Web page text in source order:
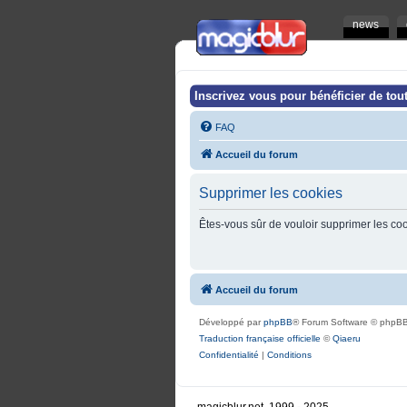
news
Inscrivez vous pour bénéficier de
FAQ
Accueil du forum
Supprimer les cookies
Êtes-vous sûr de vouloir supprimer les
Accueil du forum
Développé parphpBB® Forum Software ©
Traduction française officielle ©Qiaeru
Confidentialité | Conditions